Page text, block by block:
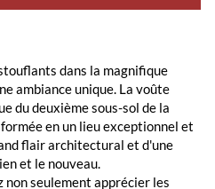
dans la magnifique
ambiance unique. La voûte
du deuxième sous-sol de la
en un lieu exceptionnel et
flair architectural et d'une
et le nouveau.
seulement apprécier les